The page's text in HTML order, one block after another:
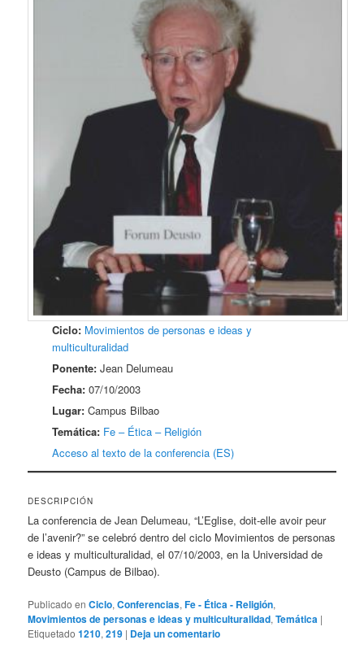
Ciclo: Movimientos de personas e ideas y
multiculturalidad
Ponente: Jean Delumeau
Fecha: 07/10/2003
Lugar: Campus Bilbao
Temática: Fe – Ética – Religión
Acceso al texto de la conferencia (ES)
DESCRIPCIÓN
La conferencia de Jean Delumeau, “L’Eglise, doit-elle avoir peur
de l’avenir?” se celebró dentro del ciclo Movimientos de personas
e ideas y multiculturalidad, el 07/10/2003, en la Universidad de
Deusto (Campus de Bilbao).
Publicado en Ciclo,Conferencias,Fe - Ética - Religión,
Movimientos de personas e ideas y multiculturalidad,Temática |
Etiquetado 1210,219 | Deja un comentario